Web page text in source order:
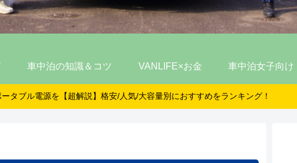
車中泊の知識＆コツ VANLIFE×お金 車中泊女子向け
ータブル電源を【超解説】格安/人気/大容量別におすすめをランキング！